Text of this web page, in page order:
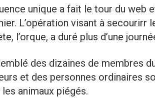
unique a fait le tour du web
L’opération visant à secourirr
l’orque, a duré plus d’une
des dizaines de membres
et des personnes ordinaires
animaux piégés.